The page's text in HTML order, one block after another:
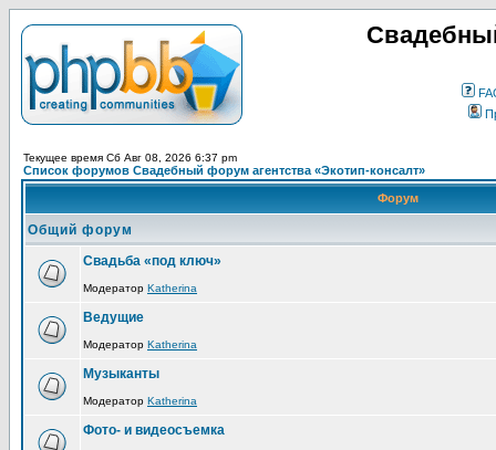
Текущее время Сб Авг 08, 2026 6:37 pm
Список форумов Свадебный форум агентства «Экотип-консалт»
Форум
Общий форум
Свадьба «под ключ»
Модератор Katherina
Ведущие
Модератор Katherina
Музыканты
Модератор Katherina
Фото- и видеосъемка